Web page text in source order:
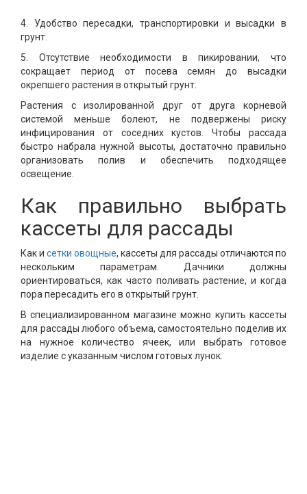
4. Удобство пересадки, транспортировки и высадки в
грунт.
5. Отсутствие необходимости в пикировании, что
сокращает период от посева семян до высадки
окрепшего растения в открытый грунт.
Растения с изолированной друг от друга корневой
системой меньше болеют, не подвержены риску
инфицирования от соседних кустов. Чтобы рассада
быстро набрала нужной высоты, достаточно правильно
организовать полив и обеспечить подходящее
освещение.
Как правильно выбрать
кассеты для рассады
Как и сетки овощные, кассеты для рассады отличаются по
нескольким параметрам. Дачники должны
ориентироваться, как часто поливать растение, и когда
пора пересадить его в открытый грунт.
В специализированном магазине можно купить кассеты
для рассады любого объема, самостоятельно поделив их
на нужное количество ячеек, или выбрать готовое
изделие с указанным числом готовых лунок.